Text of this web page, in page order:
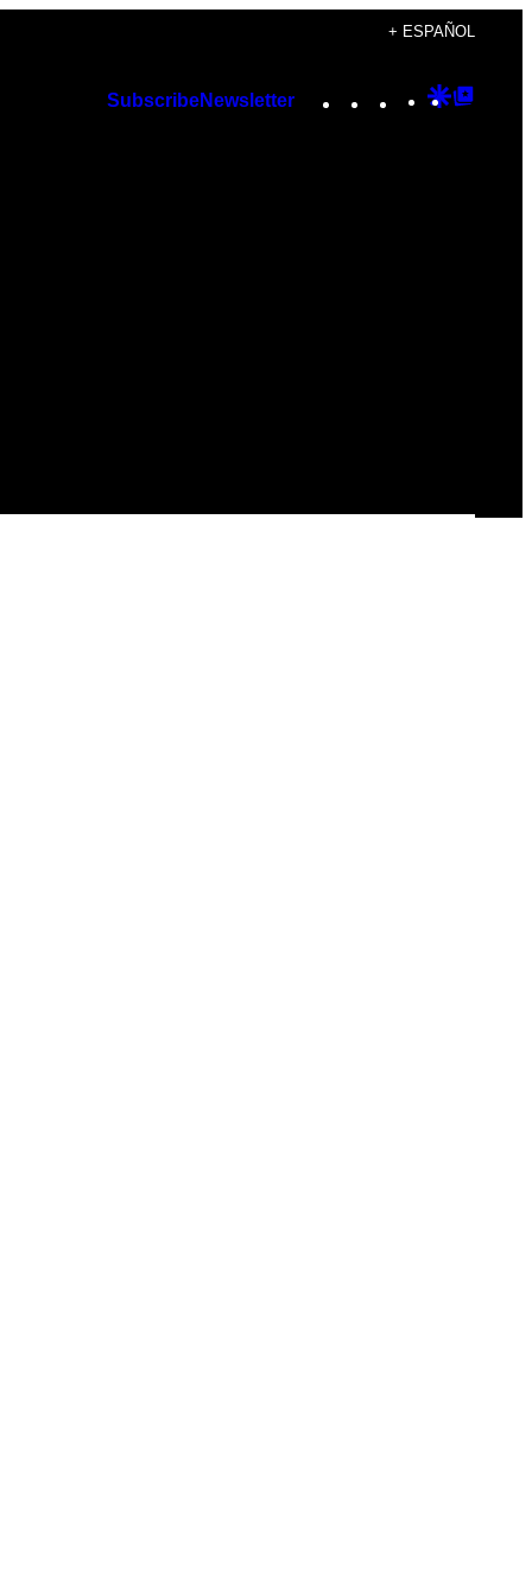
+ ESPAÑOL
SubscribeNewsletter Instagram
TikTok
YouTube
Google